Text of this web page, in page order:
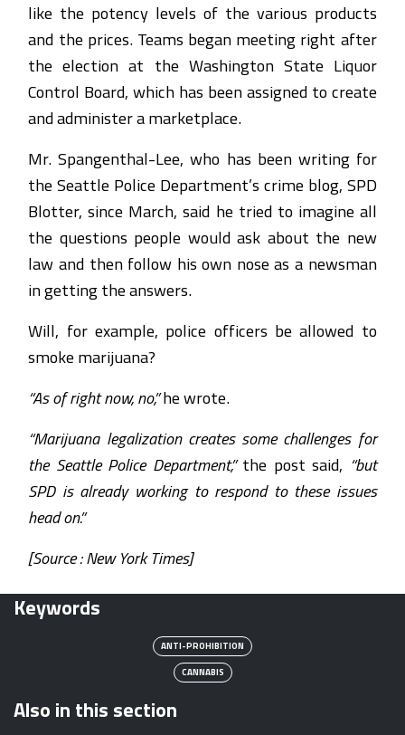
like the potency levels of the various products
and the prices. Teams began meeting right after
the election at the Washington State Liquor
Control Board, which has been assigned to create
and administer a marketplace.
Mr. Spangenthal-Lee, who has been writing for
the Seattle Police Department’s crime blog, SPD
Blotter, since March, said he tried to imagine all
the questions people would ask about the new
law and then follow his own nose as a newsman
in getting the answers.
Will, for example, police officers be allowed to
smoke marijuana?
“As of right now, no,”he wrote.
“Marijuana legalization creates some challenges for
the Seattle Police Department,”the post said, “but
SPD is already working to respond to these issues
head on.”
[Source : New York Times]
Keywords
ANTI-PROHIBITION
CANNABIS
Also in this section